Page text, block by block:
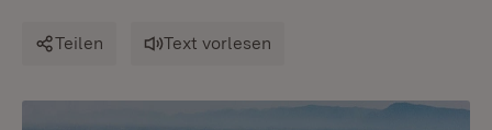
Teilen Text vorlesen